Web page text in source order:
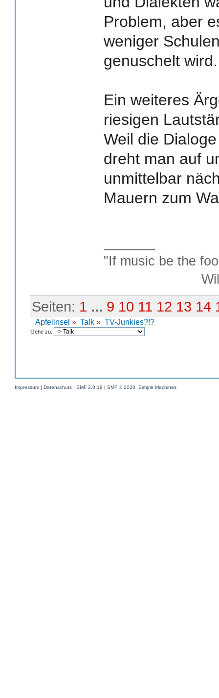
Problem, aber
weniger
genuschelt wird.
Ein weiteres
riesigen
Weil die
dreht man auf
unmittelbar
Mauern zum
"If music be the
William
Seiten: 1 ... 9 10 11 12 13 14
Apfelinsel » Talk » TV-Junkies?!?
Gehe zu:
Impressum Datenschutz SMF 2.0.19 SMF © 2020, Simple Machines